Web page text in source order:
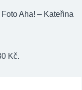
Foto Aha! – Kateřina
Kč.